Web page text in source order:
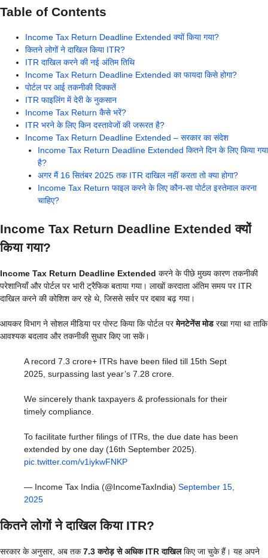
Table of Contents
Income Tax Return Deadline Extended क्यों किया गया?
कितने लोगों ने दाखिल किया ITR?
ITR दाखिल करने की नई अंतिम तिथि
Income Tax Return Deadline Extended का फायदा किसे होगा?
पोर्टल पर आई तकनीकी दिक्कतें
ITR फाइलिंग में देरी के नुकसान
Income Tax Return कैसे भरें?
ITR भरने के लिए किन दस्तावेजों की जरूरत है?
Income Tax Return Deadline Extended – सरकार का संदेश
Income Tax Return Deadline Extended कितने दिन के लिए किया गया
है?
अगर मैं 16 सितंबर 2025 तक ITR दाखिल नहीं करता तो क्या होगा?
Income Tax Return फाइल करने के लिए कौन-सा पोर्टल इस्तेमाल करना
चाहिए?
Income Tax Return Deadline Extended क्यों
किया गया?
Income Tax Return Deadline Extended करने के पीछे मुख्य कारण तकनीकी
परेशानियाँ और पोर्टल पर भारी ट्रैफिक बताया गया। लाखों करदाता अंतिम समय पर ITR
दाखिल करने की कोशिश कर रहे थे, जिससे सर्वर पर दबाव बढ़ गया।
आयकर विभाग ने सोशल मीडिया पर पोस्ट किया कि पोर्टल परमेनटेनेंस मोडरखा गया था ताकि
आवश्यक बदलाव और तकनीकी सुधार किए जा सकें।
A record 7.3 crore+ ITRs have been filed till 15th Sept
2025, surpassing last year’s 7.28 crore.
We sincerely thank taxpayers & professionals for their
timely compliance.
To facilitate further filings of ITRs, the due date has been
extended by one day (16th September 2025).
pic.twitter.com/v1iykwFNKP
— Income Tax India (@IncomeTaxIndia) September 15,
2025
कितने लोगों ने दाखिल किया ITR?
सरकार के अनुसार, अब तक7.3 करोड़ से अधिक ITR दाखिलकिए जा चुके हैं। यह अपने